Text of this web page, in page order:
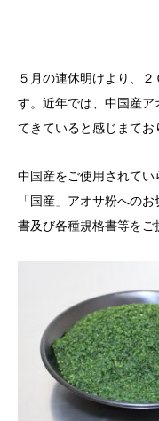
５月の連休明けより、
す。近年では、中国産
てきていると感じまてお
中国産をご使用されて
「国産」アオサ粉への
書及び各種規格書等をご